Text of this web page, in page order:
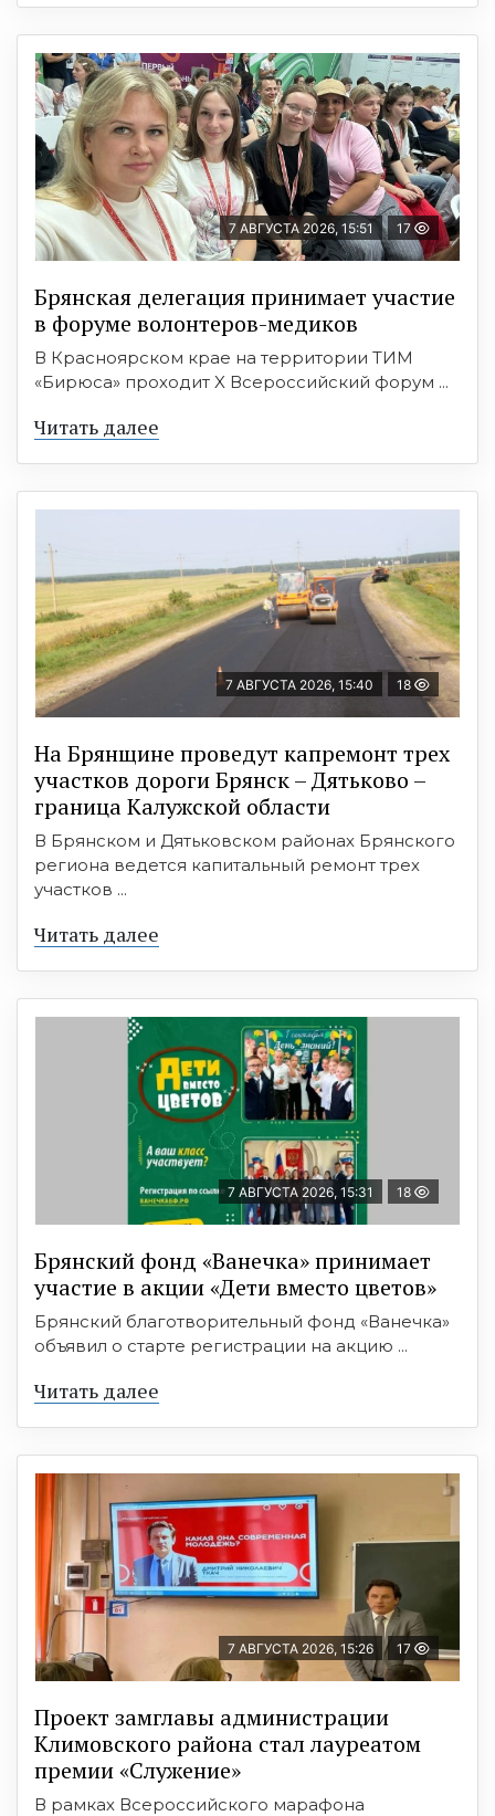
7 АВГУСТА 2026, 15:51 17
Брянская делегация принимает участие
в форуме волонтеров-медиков
В Красноярском крае на территории ТИМ
«Бирюса» проходит X Всероссийский форум ...
Читать далее
7 АВГУСТА 2026, 15:40 18
На Брянщине проведут капремонт трех
участков дороги Брянск – Дятьково –
граница Калужской области
В Брянском и Дятьковском районах Брянского
региона ведется капитальный ремонт трех
участков ...
Читать далее
7 АВГУСТА 2026, 15:31 18
Брянский фонд «Ванечка» принимает
участие в акции «Дети вместо цветов»
Брянский благотворительный фонд «Ванечка»
объявил о старте регистрации на акцию ...
Читать далее
7 АВГУСТА 2026, 15:26 17
Проект замглавы администрации
Климовского района стал лауреатом
премии «Служение»
В рамках Всероссийского марафона